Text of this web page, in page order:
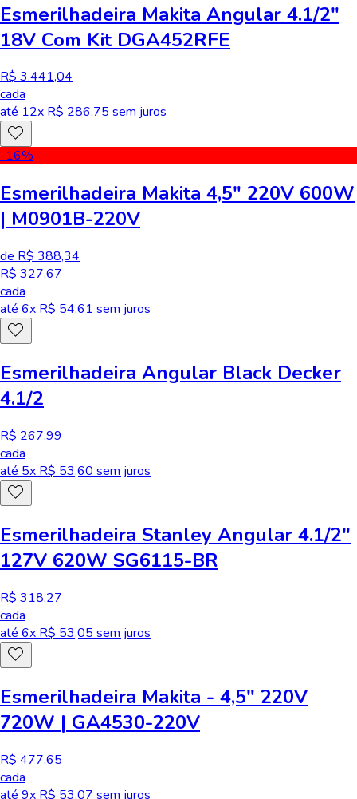
Esmerilhadeira Makita Angular 4.1/2"
18V Com Kit DGA452RFE
R$ 3.441,04
cada
até12x R$286,75sem juros
-16%
Esmerilhadeira Makita 4,5" 220V 600W
| M0901B-220V
de R$ 388,34
R$ 327,67
cada
até 6x R$ 54,61 sem juros
Esmerilhadeira Angular Black Decker
4.1/2
R$ 267,99
cada
até 5x R$ 53,60 sem juros
Esmerilhadeira Stanley Angular 4.1/2"
127V 620W SG6115-BR
R$ 318,27
cada
até 6x R$ 53,05 sem juros
Esmerilhadeira Makita - 4,5" 220V
720W | GA4530-220V
R$ 477,65
cada
até 9x R$ 53,07 sem juros